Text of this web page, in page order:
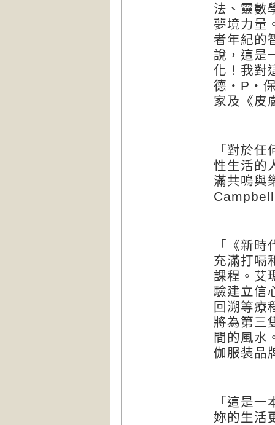
法、靈數
夢境力量
者年紀的
說，這是
化！我對
德‧ P ‧
家及《皮
「對於
性生活的
滿共鳴
Campbell
「《新
充滿打嗝
課程。艾
驗建立信
回溯等療
將為第三
間的風
伽服装品
「這是
妳的生